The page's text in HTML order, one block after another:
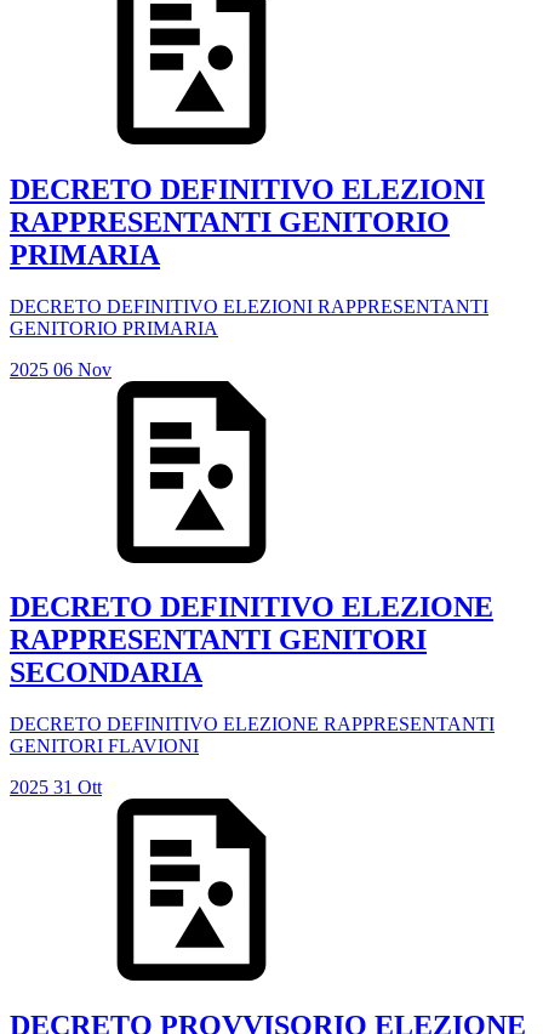
DECRETO DEFINITIVO ELEZIONI
RAPPRESENTANTI GENITORIO
PRIMARIA
DECRETO DEFINITIVO ELEZIONI RAPPRESENTANTI
GENITORIO PRIMARIA
2025 06 Nov
DECRETO DEFINITIVO ELEZIONE
RAPPRESENTANTI GENITORI
SECONDARIA
DECRETO DEFINITIVO ELEZIONE RAPPRESENTANTI
GENITORI FLAVIONI
2025 31 Ott
DECRETO PROVVISORIO ELEZIONE